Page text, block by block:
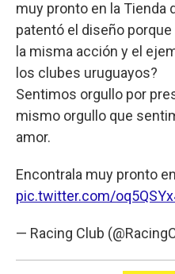
muy pronto en la Tienda
patentó el diseño
la misma acción y el
los clubes uruguayos?
Sentimos orgullo por
mismo orgullo que
amor.
Encontrala muy pronto en
pic.twitter.com/
— Racing Club